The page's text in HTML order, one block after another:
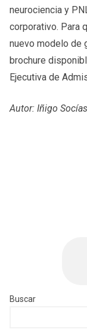
neurociencia y
corporativo. Para
nuevo modelo de
brochure
Ejecutiva de
Autor: Iñigo Socías
Buscar